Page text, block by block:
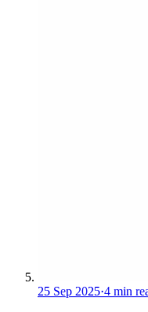
25 Sep 2025·4 min